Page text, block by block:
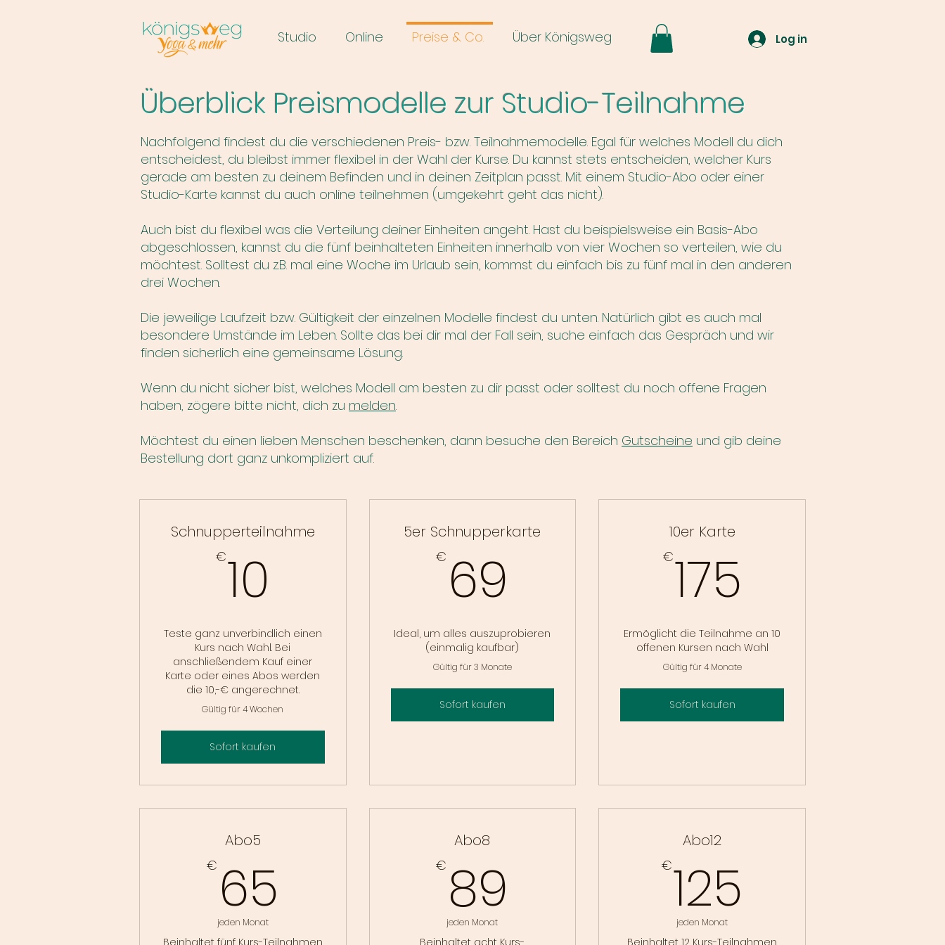
Studio Online Preise & Co. Über Königsweg Log in
Überblick Preismodelle zur Studio-Teilnahme
Nachfolgend findest du die verschiedenen Preis- bzw. Teilnahmemodelle. Egal für welches Modell du dich
entscheidest, du bleibst immer flexibel in der Wahl der Kurse. Du kannst stets entscheiden, welcher Kurs
gerade am besten zu deinem Befinden und in deinen Zeitplan passt. Mit einem Studio-Abo oder einer
Studio-Karte kannst du auch online teilnehmen (umgekehrt geht das nicht).
Auch bist du flexibel was die Verteilung deiner Einheiten angeht. Hast du beispielsweise ein Basis-Abo
abgeschlossen, kannst du die fünf beinhalteten Einheiten innerhalb von vier Wochen so verteilen, wie du
möchtest. Solltest du z.B. mal eine Woche im Urlaub sein, kommst du einfach bis zu fünf mal in den anderen
drei Wochen.
Die jeweilige Laufzeit bzw. Gültigkeit der einzelnen Modelle findest du unten. Natürlich gibt es auch mal
besondere Umstände im Leben. Sollte das bei dir mal der Fall sein, suche einfach das Gespräch und wir
finden sicherlich eine gemeinsame Lösung.
Wenn du nicht sicher bist, welches Modell am besten zu dir passt oder solltest du noch offene Fragen
haben, zögere bitte nicht, dich zu melden.
Möchtest du einen lieben Menschen beschenken, dann besuche den Bereich Gutscheine und gib deine
Bestellung dort ganz unkompliziert auf.
Schnupperteilnahme
€10
Teste ganz unverbindlich einen
Kurs nach Wahl. Bei
anschließendem Kauf einer
Karte oder eines Abos werden
die 10,-€ angerechnet.
Gültig für 4 Wochen
Sofort kaufen
5er Schnupperkarte
€ 69
Ideal, um alles auszuprobieren
(einmalig kaufbar)
Gültig für 3 Monate
Sofort kaufen
10er Karte
€175
Ermöglicht die Teilnahme an 10
offenen Kursen nach Wahl
Gültig für 4 Monate
Sofort kaufen
Abo5
€ 65
jeden Monat
Beinhaltet fünf Kurs-Teilnahmen
Abo8
€ 89
jeden Monat
Beinhaltet acht Kurs-
Abo12
€125
jeden Monat
Beinhaltet 12 Kurs-Teilnahmen